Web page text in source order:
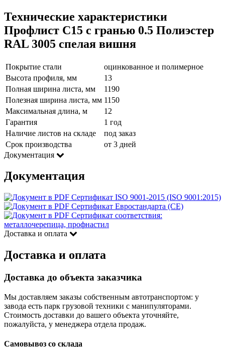
Технические характеристики
Профлист С15 с гранью 0.5 Полиэстер
RAL 3005 спелая вишня
Покрытие стали
оцинкованное и полимерное
Высота профиля, мм
13
Полная ширина листа, мм
1190
Полезная ширина листа, мм 1150
Максимальная длина, м
12
Гарантия
1 год
Наличие листов на складе
под заказ
Срок производства
от 3 дней
Документация
Документация
Сертификат ISO 9001-2015 (ISO 9001:2015)
Сертификат Евростандарта (CE)
Сертификат соответствия:
металлочерепица, профнастил
Доставка и оплата
Доставка и оплата
Доставка до объекта заказчика
Мы доставляем заказы собственным автотранспортом: у
завода есть парк грузовой техники с манипуляторами.
Стоимость доставки до вашего объекта уточняйте,
пожалуйста, у менеджера отдела продаж.
Самовывоз со склада